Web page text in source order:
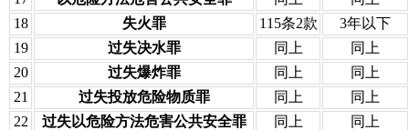
18
失火罪 115条2款
3年以下
19
过失决水罪 同上
同上
20
过失爆炸罪 同上
同上
21
过失投放危险物质罪 同上
同上
22
过失以危险方法危害公共安全罪 同上
同上